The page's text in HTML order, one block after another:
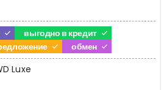
выгодно в кредит
обмен
Luxe